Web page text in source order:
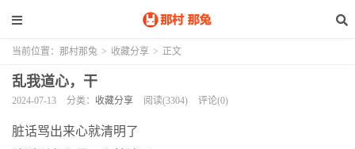
当前位置： 那村那兔 > 收藏分享 > 正文
乱我道心，干
2024-07-13 分类： 收藏分享 阅读(3304) 评论(0)
脏话骂出来心就清明了